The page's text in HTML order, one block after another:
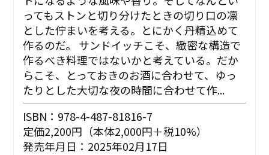
ってもストンと切り分けたときの切り口の凛
とした佇まいを考える。とにかく丹精込めて
作るのだ。 サンドイッチこそ、緻密な構造で
作るべき料理ではないかと考えている。だか
らこそ、とっておきのお酒に合わせて、ゆっ
たりとした大切な夜の時間に合わせて作...
ISBN：978-4-487-81816-7
定価2,200円（本体2,000円＋税10%）
発売年月日：2025年02月17日